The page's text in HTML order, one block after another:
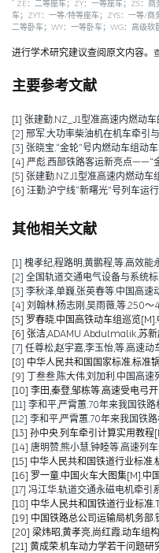
ZE：二等座车；ZY：一等座车；ZS：
车；ZYT：一等/特等座车；ZYS：一等/商
二等卧车；WY：一等卧车；WG：高级
进行学术研究建议查阅原文内容。
主要参考文献
[1] 张建勤.NZ_J1型准高速内燃动
[2] 邢军.大功率柴油机在机车牵引
[3] 张晓宝.“金轮”号内燃动车组动
[4] 严彪.西部铁路客运新亮点——“
[5] 张建勤.NZJ1型准高速内燃动车
[6] 汪勤.沪宁线“新曙光”号列车运
其他相关文献
[1] 槐孝纪,程路明,黄鹏程,等.高效
[2] 全国轨道交通电气设备与系统
[3] 李秋泽,单巍,张英春等.中国高
[4] 刘翰林,杨志刚,吴雨薇,等.250
[5] 罗春晓.中国高铁动车组巡览
[6] 张洁,ADAMU Abdulmalik,苏
[7] 任尊松,赵宇嘉,李玉怡,等.高速
[8] 中华人民共和国国家标准.标准
[9] 丁叁叁,陈大伟,刘加利.中国高
[10] 李田,秦登,邹栋等.高速受电弓
[11] 李和平,严霄蕙.70年来我国铁
[12] 李和平,严霄蕙.70年来我国铁
[13] 孙中央.列车牵引计算实用教程
[14] 唐明赞,熊小慧,钟睦等.高速列
[15] 中华人民共和国铁道行业标准
[16] 罗一童.中国火车大图集[M].中
[17] 冯江华.轨道交通永磁电机牵
[18] 中华人民共和国铁道行业标准
[19] 中国铁路总公司运输局机务
[20] 梁炜昭,黄孝亮,尚红霞.动车组
[21] 黄成荣.机车动力学若干问题研